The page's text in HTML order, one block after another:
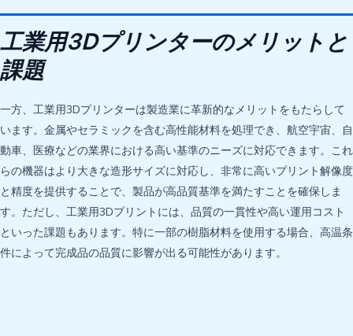
工業用3Dプリンターのメリットと
課題
一方、工業用3Dプリンターは製造業に革新的なメリットをもたらして
います。金属やセラミックを含む高性能材料を処理でき、航空宇宙、自
動車、医療などの業界における高い基準のニーズに対応できます。これ
らの機器はより大きな造形サイズに対応し、非常に高いプリント解像度
と精度を提供することで、製品が高品質基準を満たすことを確保しま
す。ただし、工業用3Dプリントには、品質の一貫性や高い運用コスト
といった課題もあります。特に一部の樹脂材料を使用する場合、高温条
件によって完成品の品質に影響が出る可能性があります。